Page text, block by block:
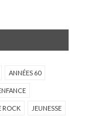
ANNÉES 60
ROCK JEUNESSE